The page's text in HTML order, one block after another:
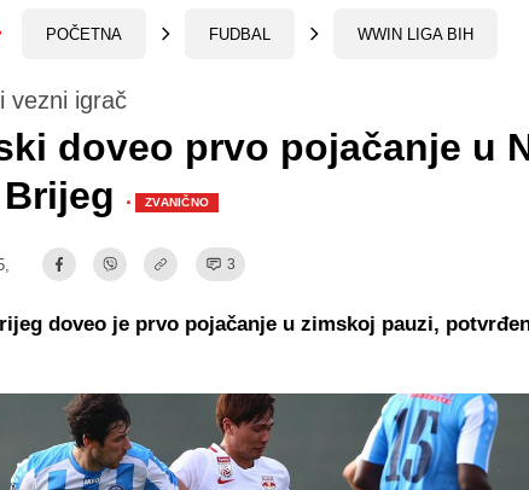
POČETNA FUDBAL WWIN LIGA BIH
vezni igrač
doveo prvo pojačanje u
· ZVANIČNO
3
doveo je prvo pojačanje u zimskoj pauzi,